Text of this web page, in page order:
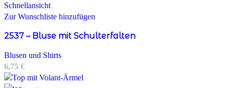
Schnellansicht
Zur Wunschliste hinzufügen
2537 – Bluse mit Schulterfalten
Blusen und Shirts
6,75 €